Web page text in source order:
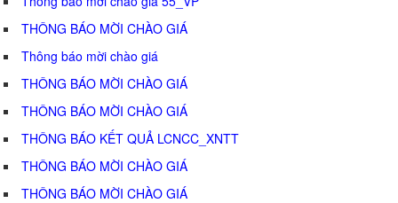
THÔNG BÁO MỜI CHÀO GIÁ
Thông báo mời chào giá
THÔNG BÁO MỜI CHÀO GIÁ
THÔNG BÁO MỜI CHÀO GIÁ
THÔNG BÁO KẾT QUẢ LCNCC_XNTT
THÔNG BÁO MỜI CHÀO GIÁ
THÔNG BÁO MỜI CHÀO GIÁ